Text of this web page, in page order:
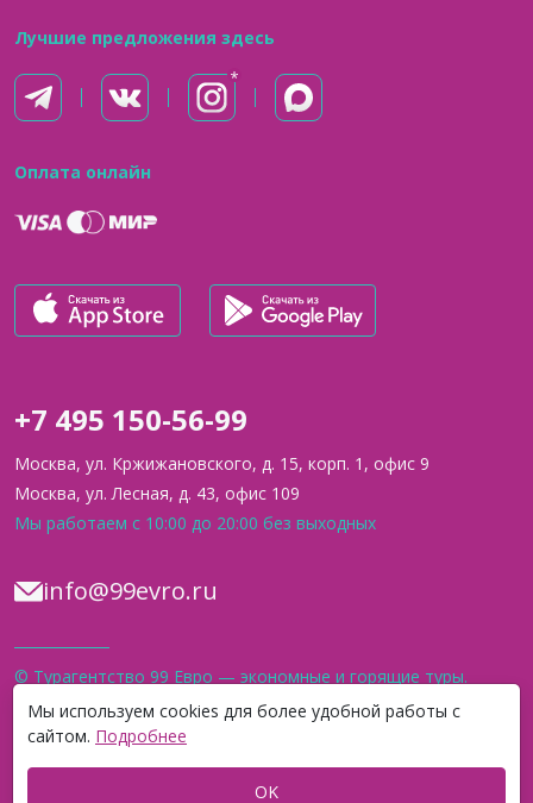
Мы используем cookies для более удобной работы с
сайтом. Подробнее
OK
Лучшие предложения здесь
Оплата онлайн
+7 495 150-56-99
Москва, ул. Кржижановского, д. 15, корп. 1, офис 9
Москва, ул. Лесная, д. 43, офис 109
Мы работаем с 10:00 до 20:00 без выходных
info@99evro.ru
© Турагентство 99 Евро — экономные и горящие туры.
Официальный сайт. 2012–2026
* Организация Meta, а также её продукт Instagram, на который мы
ссылаемся,
признаны экстремистскими на территории РФ.